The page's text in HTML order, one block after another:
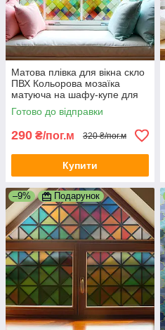
Матова плівка для вікна скло
ПВХ Кольорова мозаїка
матуюча на шафу-купе для
дзеркала 1 пог.м 1000х1000
мм
Готово до відправки
290 ₴/пог.м 320 ₴/пог.м
Купити
–9% Подарунок